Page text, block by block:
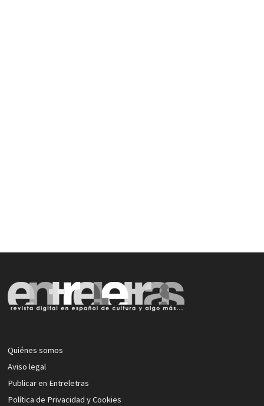
Quiénes somos
Aviso legal
Publicar en Entreletras
Política de Privacidad y Cookies